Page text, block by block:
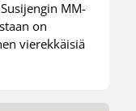
MM-
on
vierekkäisiä